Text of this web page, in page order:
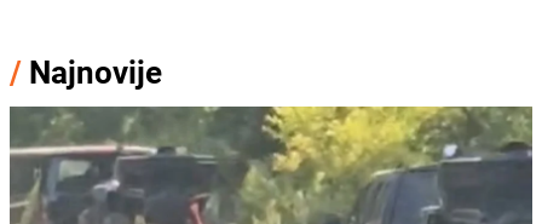
/ Najnovije